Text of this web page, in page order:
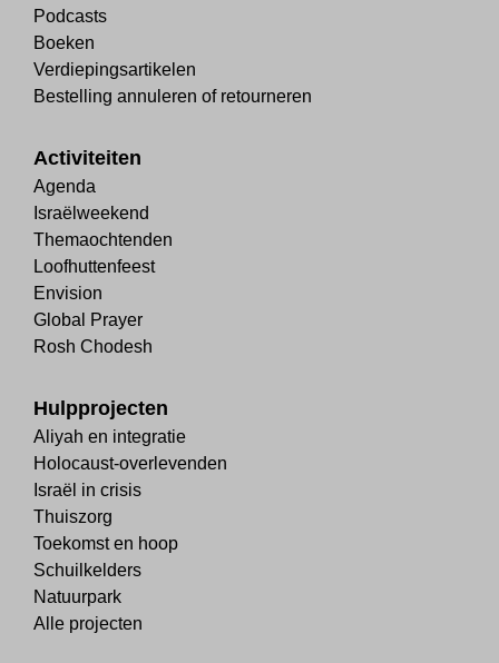
Podcasts
Boeken
Verdiepingsartikelen
Bestelling annuleren of retourneren
Activiteiten
Agenda
Israëlweekend
Themaochtenden
Loofhuttenfeest
Envision
Global Prayer
Rosh Chodesh
Hulpprojecten
Aliyah en integratie
Holocaust-overlevenden
Israël in crisis
Thuiszorg
Toekomst en hoop
Schuilkelders
Natuurpark
Alle projecten